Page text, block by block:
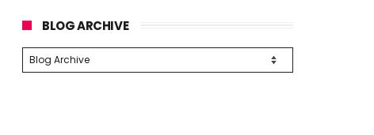
BLOG ARCHIVE